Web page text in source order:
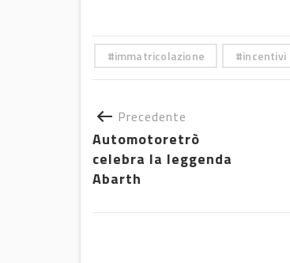
immatricolazione incentivi
Precedente
Automotoretrò
celebra la leggenda
Abarth